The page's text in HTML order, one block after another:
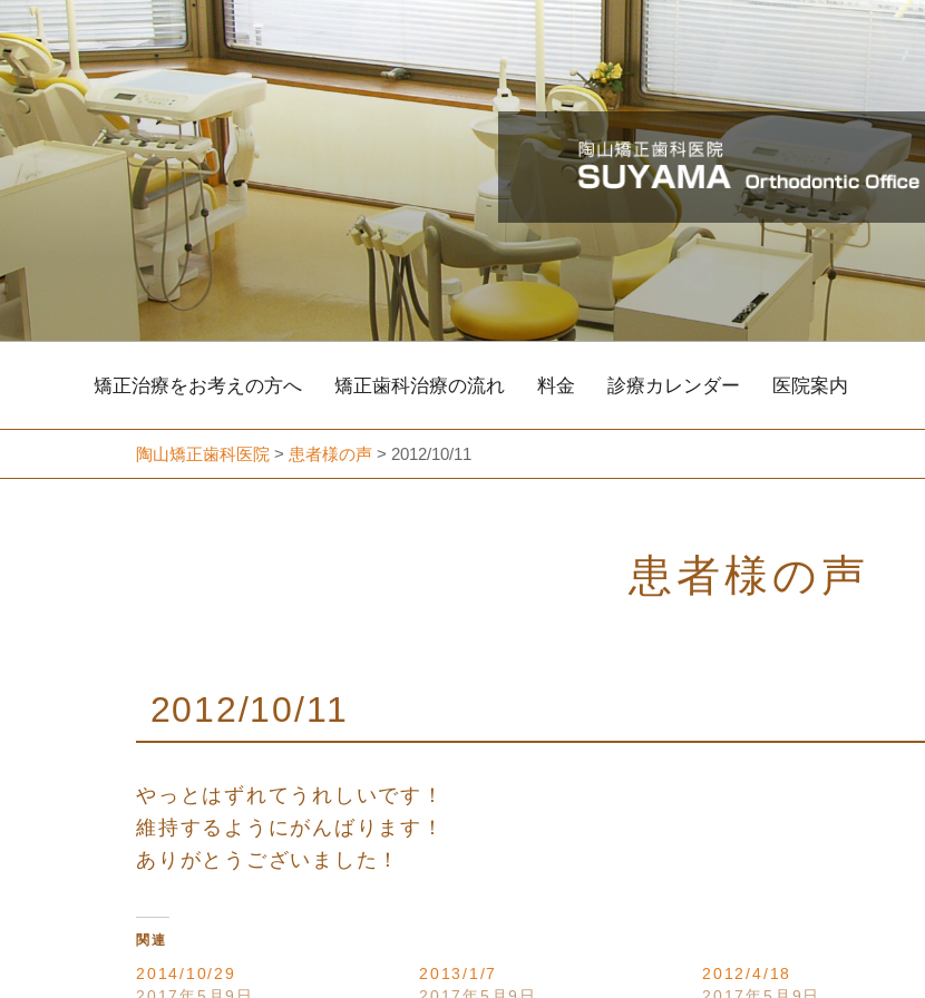
コ
ン
テ
ン
ツ
へ
ス
プ
矯正治療をお考えの方へ 矯正歯科治療の流れ 料金 診療カレンダー 医院案内
陶山矯正歯科医院 > 患者様の声 > 2012/10/11
患者様の声
2012/10/11
やっとはずれてうれしいです！
維持するようにがんばります！
ありがとうございました！
関連
2014/10/29
2013/1/7
2012/4/18